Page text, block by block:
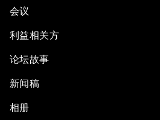
会议
利益相关方
论坛故事
新闻稿
相册